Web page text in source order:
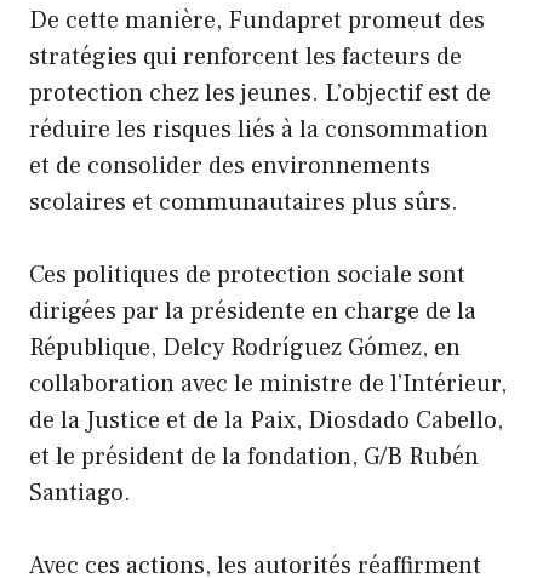
De cette manière, Fundapret promeut des
stratégies qui renforcent les facteurs de
protection chez les jeunes. L’objectif est de
réduire les risques liés à la consommation
et de consolider des environnements
scolaires et communautaires plus sûrs.
Ces politiques de protection sociale sont
dirigées par la présidente en charge de la
République, Delcy Rodríguez Gómez, en
collaboration avec le ministre de l’Intérieur,
de la Justice et de la Paix, Diosdado Cabello,
et le président de la fondation, G/B Rubén
Santiago.
Avec ces actions, les autorités réaffirment